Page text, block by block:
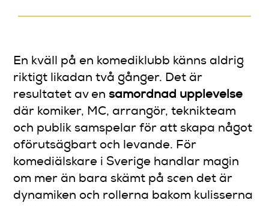
En kväll på en komediklubb känns aldrig
riktigt likadan två gånger. Det är
resultatet av ensamordnad upplevelse
där komiker, MC, arrangör, teknikteam
och publik samspelar för att skapa något
oförutsägbart och levande. För
komediälskare i Sverige handlar magin
om mer än bara skämt på scen det är
dynamiken och rollerna bakom kulisserna